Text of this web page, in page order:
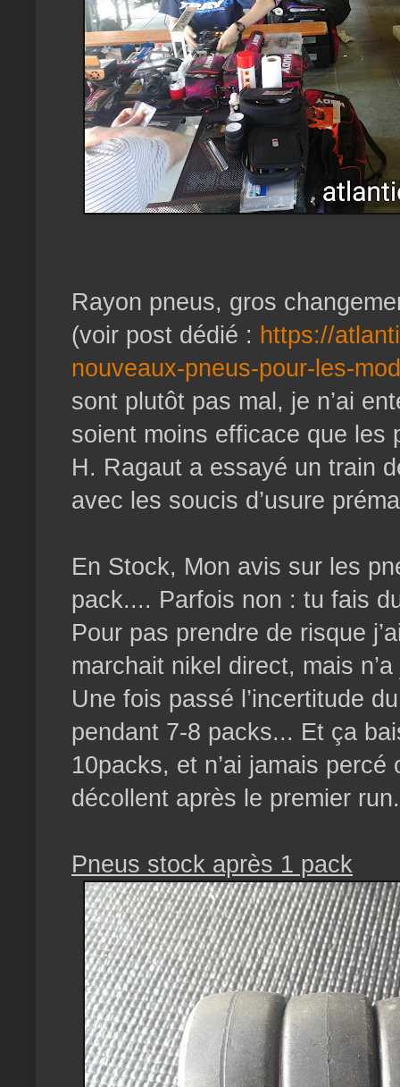
Rayon pneus, gros
(voir post dédié : https://
nouveaux-pneus-pour-les-
sont plutôt pas mal, je n’ai
soient moins efficace que
H. Ragaut a essayé un train
avec les soucis d’usure
En Stock, Mon avis sur les
pack.... Parfois non : tu fais
Pour pas prendre de risque
marchait nikel direct, mais
Une fois passé l’incertitude
pendant 7-8 packs... Et ça
10packs, et n’ai jamais
décollent après le premier run.
Pneus stock après 1 pack